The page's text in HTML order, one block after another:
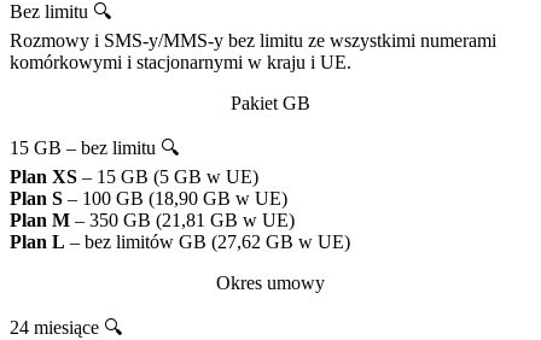
Bez limitu 🔍
Rozmowy i SMS-y/MMS-y bez limitu ze wszystkimi numerami
komórkowymi i stacjonarnymi w kraju i UE.
Pakiet GB
15 GB – bez limitu 🔍
Plan XS – 15 GB (5 GB w UE)
Plan S – 100 GB (18,90 GB w UE)
Plan M – 350 GB (21,81 GB w UE)
Plan L – bez limitów GB (27,62 GB w UE)
Okres umowy
24 miesiące 🔍